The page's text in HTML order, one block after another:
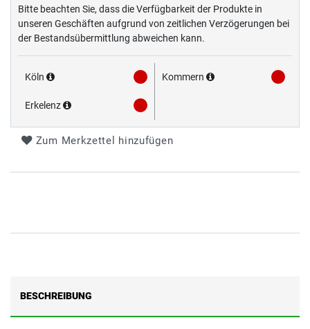
Bitte beachten Sie, dass die Verfügbarkeit der Produkte in
unseren Geschäften aufgrund von zeitlichen Verzögerungen bei
der Bestandsübermittlung abweichen kann.
Köln Kommern
Erkelenz
Zum Merkzettel hinzufügen
BESCHREIBUNG